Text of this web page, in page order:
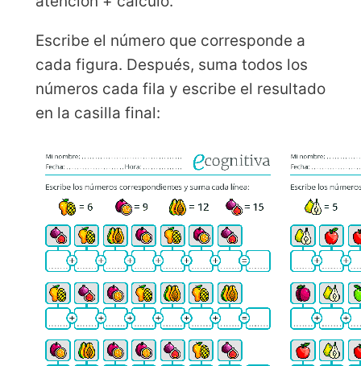
Escribe el número que corresponde a
cada figura. Después, suma todos los
números cada fila y escribe el resultado
en la casilla final: